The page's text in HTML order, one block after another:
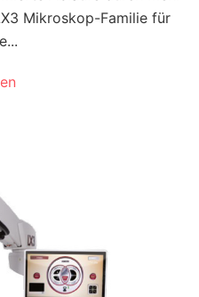
Mikroskop-Familie für